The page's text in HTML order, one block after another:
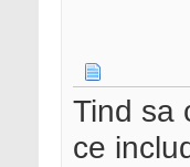
Tind sa
ce